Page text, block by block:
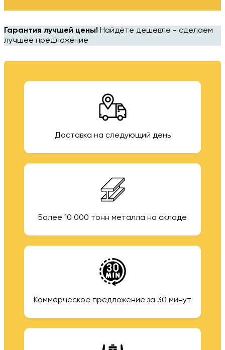
Гарантия лучшей цены! Найдёте дешевле - сделаем
лучшее предложение
Доставка на следующий день
Более 10 000 тонн металла на складе
Коммерческое предложение за 30 минут